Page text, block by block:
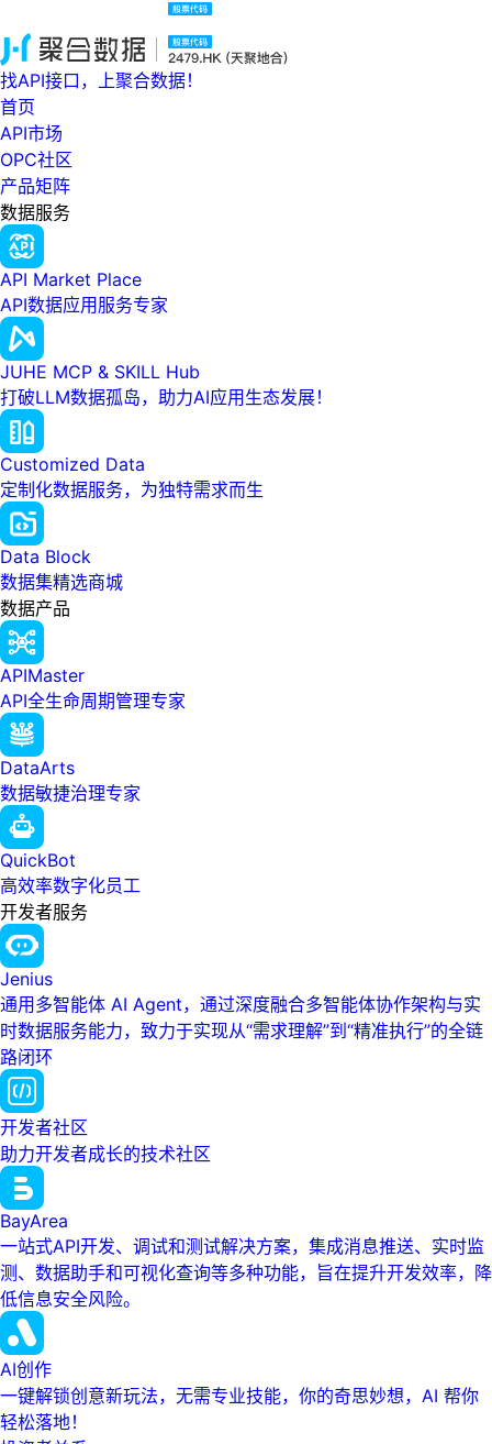
找API接口，上聚合数据！
首页
API市场
OPC社区
产品矩阵
数据服务
API Market Place
API数据应用服务专家
JUHE MCP & SKILL Hub
打破LLM数据孤岛，助力AI应用生态发展！
Customized Data
定制化数据服务，为独特需求而生
Data Block
数据集精选商城
数据产品
APIMaster
API全生命周期管理专家
DataArts
数据敏捷治理专家
QuickBot
高效率数字化员工
开发者服务
Jenius
通用多智能体 AI Agent，通过深度融合多智能体协作架构与实
时数据服务能力，致力于实现从“需求理解”到“精准执行”的全链
路闭环
开发者社区
助力开发者成长的技术社区
BayArea
一站式API开发、调试和测试解决方案，集成消息推送、实时监
测、数据助手和可视化查询等多种功能，旨在提升开发效率，降
低信息安全风险。
AI创作
一键解锁创意新玩法，无需专业技能，你的奇思妙想，AI 帮你
轻松落地！